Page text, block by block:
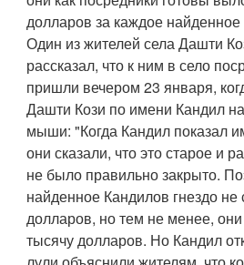
долларов за каждое найденное
Один из жителей села Дашти
рассказал, что к ним в село
пришли вечером 23 января,
Дашти Кози по имени Кандил
мыши: "Когда Кандил показал
они сказали, что это старое и
не было правильно закрыто.
найденное Кандилов гнездо не
долларов, но тем не менее, они
тысячу долларов. Но Кандил